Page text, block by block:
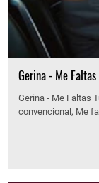
Gerina - Me Faltas
Gerina - Me Faltas
convencional, Me